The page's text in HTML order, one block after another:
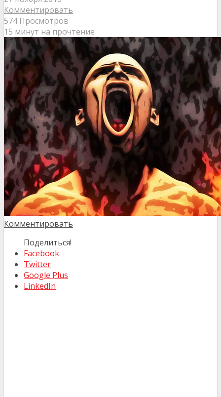
Комментировать
574 Просмотров
15 минут на прочтение
Комментировать
Поделиться!
Facebook
Twitter
Google Plus
LinkedIn